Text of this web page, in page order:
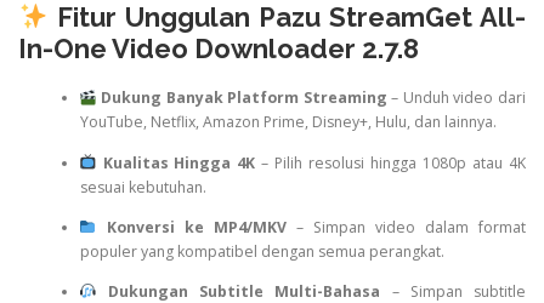
Fitur Unggulan Pazu StreamGet All-
In-One Video Downloader 2.7.8
Dukung Banyak Platform Streaming – Unduh video dari
YouTube, Netflix, Amazon Prime, Disney+, Hulu, dan lainnya.
Kualitas Hingga 4K – Pilih resolusi hingga 1080p atau 4K
sesuai kebutuhan.
Konversi ke MP4/MKV– Simpan video dalam format
populer yang kompatibel dengan semua perangkat.
Dukungan Subtitle Multi-Bahasa – Simpan subtitle